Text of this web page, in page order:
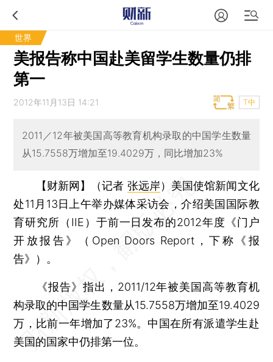
世界
美报告称中国赴美留学生数量仍排
第一
2012年11月13日 14:21 T中
2011／12年被美国高等教育机构录取的中国学生数量
从15.7558万增加至19.4029万，同比增加23%
【财新网】（记者 张远岸） 美国使馆新闻文化
处11月13日上午举办媒体采访会，介绍美国国际教
育研究所（IIE）于前一日发布的2012年度《门户
开放报告》（Open Doors Report，下称《报
告》）。
《报告》指出，2011/12年被美国高等教育机
构录取的中国学生数量从15.7558万增加至19.4029
万，比前一年增加了23%。中国在所有派遣学生赴
美国的国家中仍排第一位。